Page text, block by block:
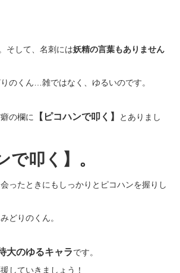
そして、名刺には妖精の言葉もありません
のくん…雑ではなく、ゆるいのです。
の欄に 【ピコハンで叩く】
とありまし
で叩く】。
ったときにもしっかりとピコハンを握りし
どりのくん。
大のゆるキャラです。
していきましょう！